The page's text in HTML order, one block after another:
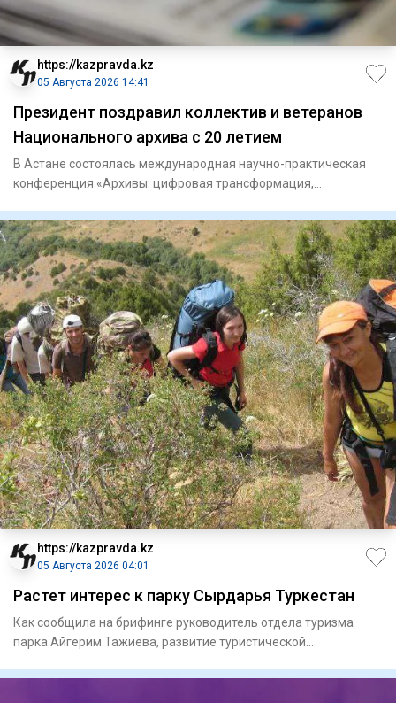
https://kazpravda.kz
05 Августа 2026 14:41
Президент поздравил коллектив и ветеранов
Национального архива с 20 летием
В Астане состоялась международная научно-практическая
конференция «Архивы: цифровая трансформация,
https://kazpravda.kz
05 Августа 2026 04:01
Растет интерес к парку Сырдарья Туркестан
Как сообщила на брифинге руководитель отдела туризма
парка Айгерим Тажиева, развитие туристической